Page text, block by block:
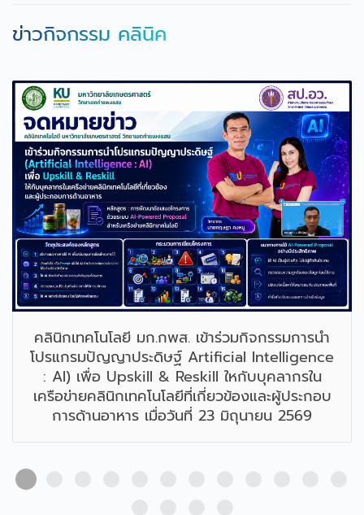
ข่าวกิจกรรม คลินิค
คลินิกเทคโนโลยี มก.กพส. เข้าร่วมกิจกรรมการนำ
โปรแกรมปัญญาประดิษฐ์ Artificial Intelligence
: AI) เพื่อ Upskill & Reskill ใหกับบุคลากรใน
เครือข่ายคลินิกเทคโนโลยีที่เกี่ยวข้องและผู้ประกอบ
การด้านอาหาร เมื่อวันที่ 23 มิถุนายน 2569